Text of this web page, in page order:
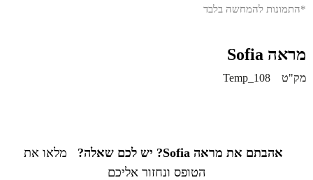
*התמונות להמחשה בלבד
מראה Sofia
מק"ט Temp_108
אהבתם את מראה Sofia? יש לכם שאלה?
מלאו את
הטופס ונחזור אליכם